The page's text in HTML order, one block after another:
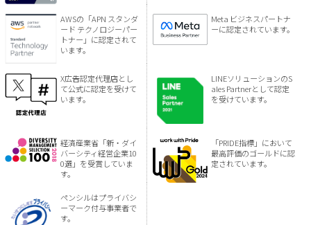
AWSの「APN スタンダ
ード テクノロジーパー
トナー」に認定されて
います。
Meta ビジネスパートナ
ーに認定されています。
X広告認定代理店とし
て公式に認定を受けて
います。
LINEソリューションのS
ales Partnerとして認定
を受けています。
経済産業省「新・ダイ
バーシティ経営企業10
0選」を受賞していま
す。
「PRIDE指標」において
最高評価のゴールドに認
定されています。
ペンシルはプライバシ
ーマーク付与事業者で
す。